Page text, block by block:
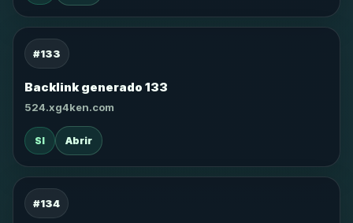
#133
Backlink generado 133
524.xg4ken.com
SI Abrir
#134